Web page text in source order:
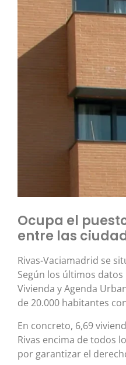
Ocupa el
entre las
Rivas-Vaciamadrid se
Según los últimos
Vivienda y Agenda
de 20.000 habitantes
En concreto, 6,69
Rivas encima de todos
por garantizar el